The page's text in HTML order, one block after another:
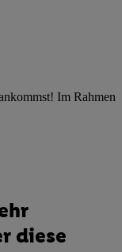
Im Rahmen
diese